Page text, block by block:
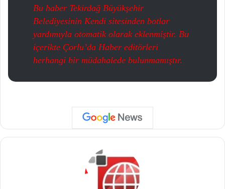
Bu haber Tekirdağ Büyükşehir
Belediyesinin Kendi sitesinden botlar
yardımıyla otomatik olarak eklenmiştir. Bu
içerikte Çorlu’da Haber editörleri
herhangi bir müdahalede bulunmamıştır.